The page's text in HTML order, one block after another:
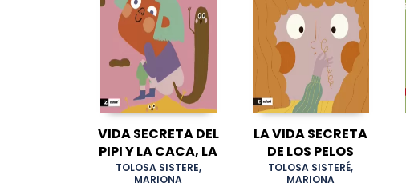
VIDA SECRETA DEL
PIPI Y LA CACA, LA
TOLOSA SISTERE,
MARIONA
LA VIDA SECRETA
DE LOS PELOS
TOLOSA SISTERÉ,
MARIONA